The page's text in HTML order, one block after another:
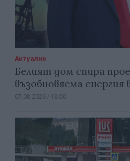
Актуално
Белият дом спира
възобновяема
07.08.2026 / 18:00